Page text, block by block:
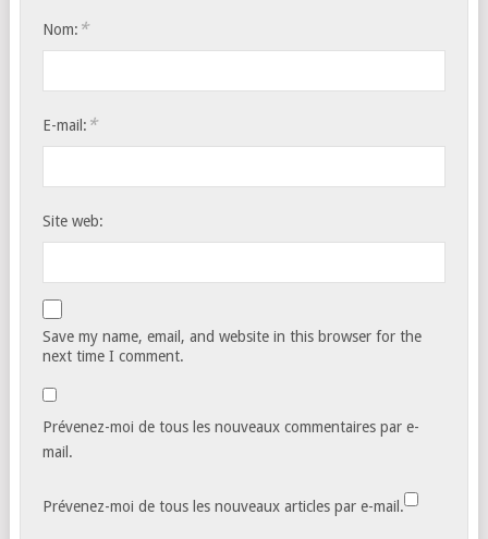
Nom: *
E-mail: *
Site web:
Save my name, email, and website in this browser for the
next time I comment.
Prévenez-moi de tous les nouveaux commentaires par e-
mail.
Prévenez-moi de tous les nouveaux articles par e-mail.